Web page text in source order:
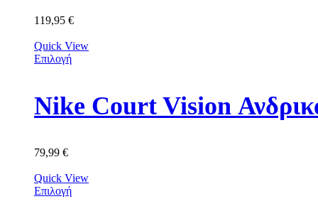
119,95 €
Quick View
Επιλογή
Nike Court Vision
79,99 €
Quick View
Επιλογή